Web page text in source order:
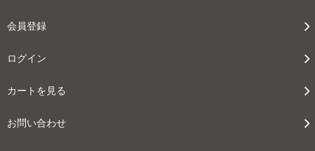
会員登録
ログイン
カートを見る
お問い合わせ